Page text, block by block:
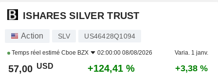
ISHARES SILVER TRUST
Action SLV US46428Q1094
Temps réel estimé Cboe BZX 02:00:00 08/08/2026 Varia. 1 janv.
57,00 USD +124,41 % +3,38 %